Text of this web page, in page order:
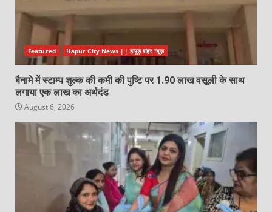
Featured Hapur City News || हापुड़ शहर न्यूज़
बैनामे में स्टाम्प शुल्क की कमी की पुष्टि पर 1.90 लाख वसूली के साथ
लगाया एक लाख का अर्थदंड
August 6, 2026